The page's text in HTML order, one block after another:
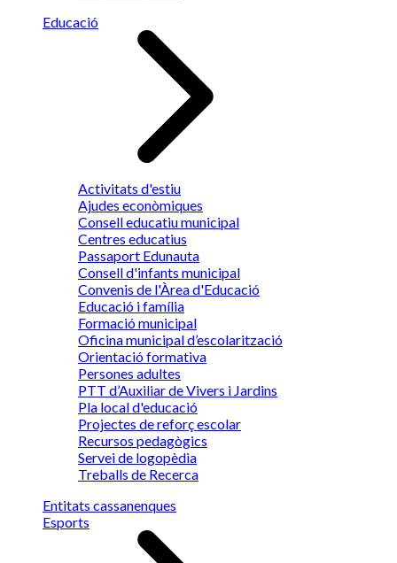
Educació
Activitats d'estiu
Ajudes econòmiques
Consell educatiu municipal
Centres educatius
Passaport Edunauta
Consell d'infants municipal
Convenis de l'Àrea d'Educació
Educació i família
Formació municipal
Oficina municipal d’escolarització
Orientació formativa
Persones adultes
PTT d’Auxiliar de Vivers i Jardins
Pla local d'educació
Projectes de reforç escolar
Recursos pedagògics
Servei de logopèdia
Treballs de Recerca
Entitats cassanenques
Esports